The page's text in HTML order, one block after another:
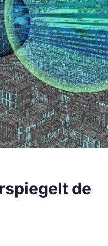
de